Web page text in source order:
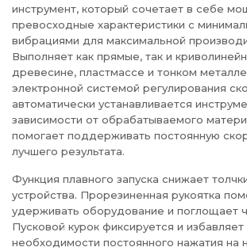
инструмент, который сочетает в себе
превосходные характеристики с
вибрациями для максимальной
Выполняет как прямые, так и
древесине, пластмассе и тонком
электронной системой регулирования
автоматически устанавливается
зависимости от обрабатываемого
помогает поддерживать постоянную
лучшего результата.
Функция плавного запуска снижает
устройства. Прорезиненная рукоятка
удерживать оборудование и поглощает
Пусковой курок фиксируется и избавляет
необходимости постоянного нажатия на